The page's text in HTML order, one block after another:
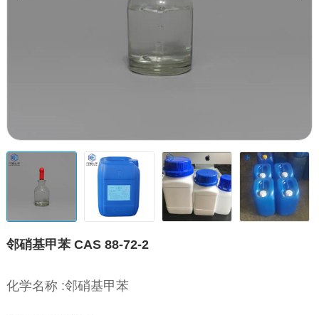
邻硝基甲苯 CAS 88-72-2
化学名称 :邻硝基甲苯